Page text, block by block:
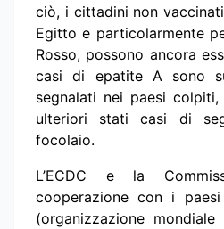
ciò, i cittadini non
Egitto e particolarmente
Rosso, possono ancora
casi di epatite A sono
segnalati nei paesi
ulteriori stati casi di
focolaio.
L’ECDC e la
cooperazione con i
(organizzazione